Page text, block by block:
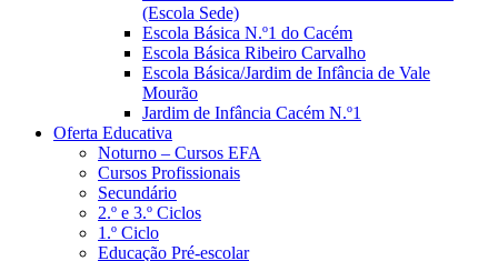
(Escola Sede)
Escola Básica N.º1 do Cacém
Escola Básica Ribeiro Carvalho
Escola Básica/Jardim de Infância de Vale
Mourão
Jardim de Infância Cacém N.º1
Oferta Educativa
Noturno – Cursos EFA
Cursos Profissionais
Secundário
2.º e 3.º Ciclos
1.º Ciclo
Educação Pré-escolar